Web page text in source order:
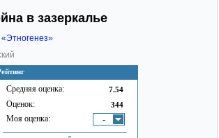
Средняя оценка: 7.54
Оценок: 344
Моя оценка: -
в зазеркалье
«Этногенез»